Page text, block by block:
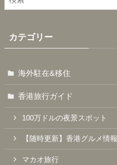
カテゴリー
海外駐在&移住
香港旅行ガイド
100万ドルの夜景スポット
【随時更新】香港グルメ情報
マカオ旅行